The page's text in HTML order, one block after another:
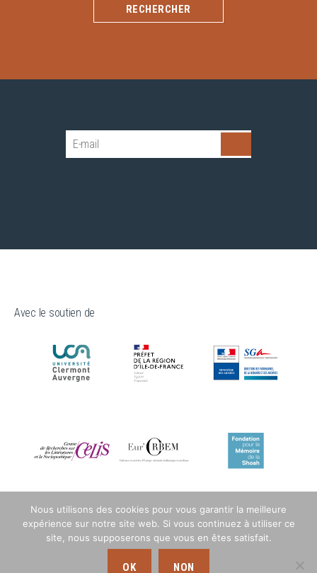
Avec le soutien de
Nous utilisons des cookies pour vous garantir la meilleure
expérience sur notre site web. Si vous continuez à utiliser ce
site, nous supposerons que vous en êtes satisfait.
OK NON